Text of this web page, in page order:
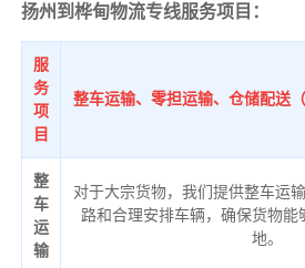
扬州到桦甸物流专线服务项目：
服
务
项
目
整车运输、零担运输、仓储配送
整
车
运
输
对于大宗货物，我们提供整车运
路和合理安排车辆，确保货物能
地。